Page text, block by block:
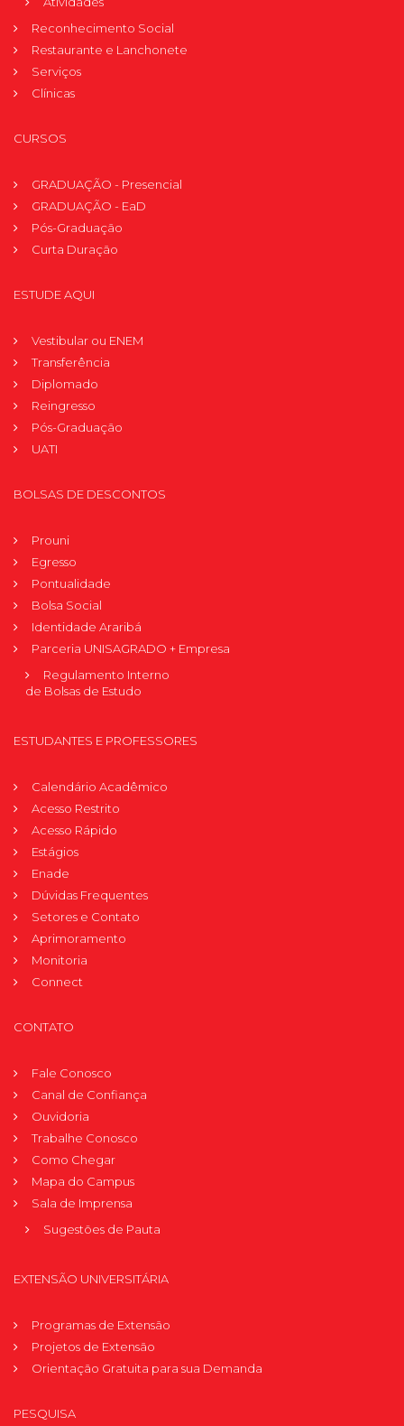
Reconhecimento Social
Restaurante e Lanchonete
Serviços
Clínicas
CURSOS
GRADUAÇÃO - Presencial
GRADUAÇÃO - EaD
Pós-Graduação
Curta Duração
ESTUDE AQUI
Vestibular ou ENEM
Transferência
Diplomado
Reingresso
Pós-Graduação
UATI
BOLSAS DE DESCONTOS
Prouni
Egresso
Pontualidade
Bolsa Social
Identidade Araribá
Parceria UNISAGRADO + Empresa
Regulamento Interno
de Bolsas de Estudo
ESTUDANTES E PROFESSORES
Calendário Acadêmico
Acesso Restrito
Acesso Rápido
Estágios
Enade
Dúvidas Frequentes
Setores e Contato
Aprimoramento
Monitoria
Connect
CONTATO
Fale Conosco
Canal de Confiança
Ouvidoria
Trabalhe Conosco
Como Chegar
Mapa do Campus
Sala de Imprensa
Sugestões de Pauta
EXTENSÃO UNIVERSITÁRIA
Programas de Extensão
Projetos de Extensão
Orientação Gratuita para sua Demanda
PESQUISA